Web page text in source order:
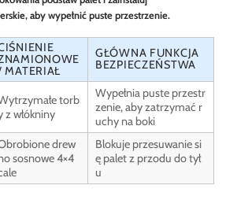
aby wypełnić puste przestrzenie.
MATERIAŁ
GŁÓWNA FUNKCJA
BEZPIECZEŃSTWA
torb
z włókniny
Wypełnia puste przestr
zenie, aby zatrzymać r
uchy na boki
drew
sosnowe 4×4
Blokuje przesuwanie si
ę palet z przodu do tył
u